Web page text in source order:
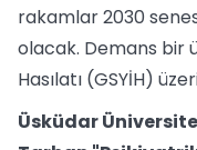
rakamlar 2030
olacak. Demans bir
Hasılatı (GSYİH)
Üsküdar